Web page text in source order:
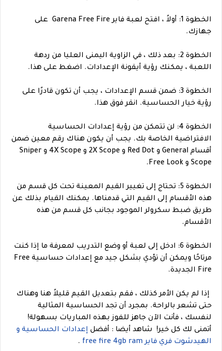
الخطوة 1: أولاً ، افتح لعبة فاير Garena Free Fire على
جهازك.
الخطوة 2: بعد ذلك ، في الزاوية اليمنى العليا من ردهة
اللعبة ، يمكنك رؤية أيقونة الإعدادات. اضغط على هذا.
الخطوة 3: ضمن قسم الإعدادات ، يجب أن تكون قادرًا على
رؤية خيار الحساسية. انقر فوق هذا.
الخطوة 4: لن تتمكن من رؤية إعدادات الحساسية
الافتراضية الخاصة بك. يجب أن يكون هناك رقم معين ضمن
أقسام General و Red Dot و 2X Scope و 4X Scope و Sniper
Scope و Free Look.
الخطوة 5: تحتاج إلى تغيير القيم المعينة تحت كل قسم من
هذه الأقسام إلى القيم التي قدمناها. يمكنك القيام بذلك عن
طريق ضبط سكرولر الموجود بجانب كل قسم من هذه
الأقسام.
الخطوة 6: ادخل إلى لعبة أو وضع التدريب لمعرفة ما إذا كنت
مرتاحًا ويمكن أن تؤدي بشكل جيد مع إعدادات حساسية Free
Fire الجديدة.
إذا لم يكن الأمر كذلك ، فقم بتعديل القيم قليلاً هنا وهناك
حتى تشعر بالراحة. بمجرد أن تجد الحساسية المثالية
لنفسك ، فأنت الآن جاهز للفوز بهذه المباريات بسهولة!
أتمنى لك كل خير!
شاهد أيضا : أفضل إعدادات الحساسية و
الهيدشوت فري فاير free fire 4gb ram
.